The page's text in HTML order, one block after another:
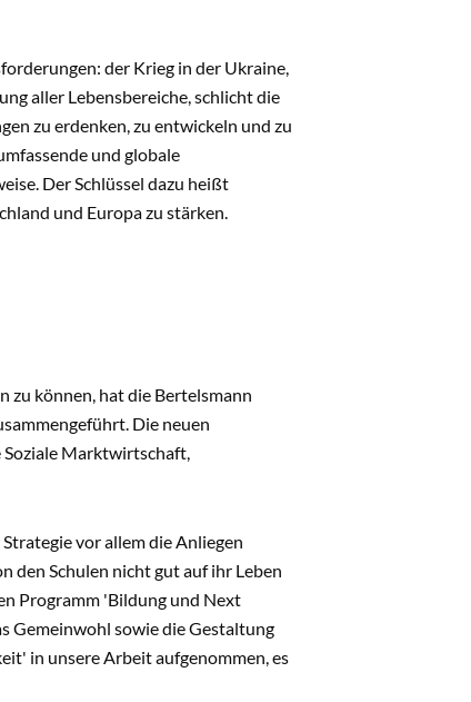
der Krieg in der Ukraine,
aller Lebensbereiche, schlicht die
zu erdenken, zu entwickeln und zu
und globale
Der Schlüssel dazu heißt
und Europa zu stärken.
zu kön­nen, hat die Bertelsmann
Die neuen
Soziale Marktwirtschaft,
vor allem die Anliegen
den Schulen nicht gut auf ihr Leben
Programm 'Bildung und Next
Gemeinwohl sowie die Gestaltung
in unsere Arbeit aufgenommen, es